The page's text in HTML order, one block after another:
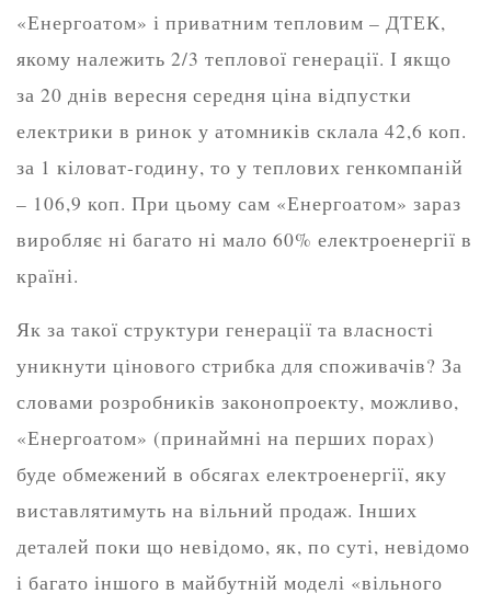
«Енергоатом» і приватним тепловим – ДТЕК,
якому належить 2/3 теплової генерації. І якщо
за 20 днів вересня середня ціна відпустки
електрики в ринок у атомників склала 42,6 коп.
за 1 кіловат-годину, то у теплових генкомпаній
– 106,9 коп. При цьому сам «Енергоатом» зараз
виробляє ні багато ні мало 60% електроенергії в
країні.
Як за такої структури генерації та власності
уникнути цінового стрибка для споживачів? За
словами розробників законопроекту, можливо,
«Енергоатом» (принаймні на перших порах)
буде обмежений в обсягах електроенергії, яку
виставлятимуть на вільний продаж. Інших
деталей поки що невідомо, як, по суті, невідомо
і багато іншого в майбутній моделі «вільного